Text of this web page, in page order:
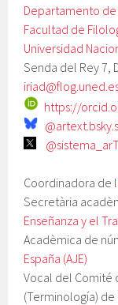
Departamento de
Facultad de
Universidad
Senda del Rey 7,
https://
Coordinadora de
Secretària
Enseñanza y el
Acadèmica de
España (AJE)
Vocal del Comité
(Terminología)